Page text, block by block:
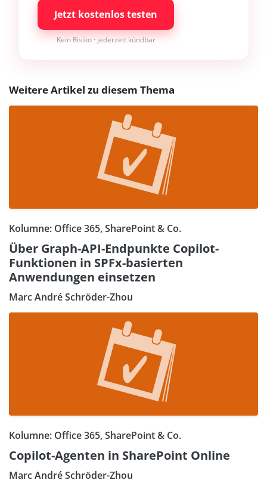
Jetzt kostenlos testen
Kein Risiko · jederzeit kündbar
Weitere Artikel zu diesem Thema
Kolumne: Office 365, SharePoint & Co.
Über Graph-API-Endpunkte Copilot-
Funktionen in SPFx-basierten
Anwendungen einsetzen
Marc André Schröder-Zhou
Kolumne: Office 365, SharePoint & Co.
Copilot-Agenten in SharePoint Online
Marc André Schröder-Zhou